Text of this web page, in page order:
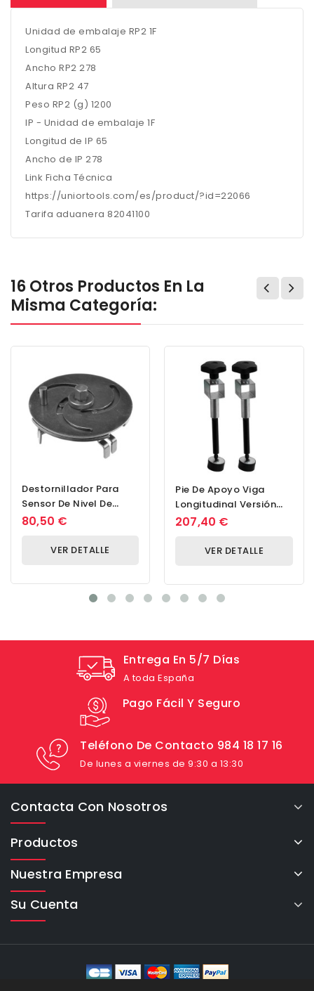
Unidad de embalaje RP2 1F
Longitud RP2 65
Ancho RP2 278
Altura RP2 47
Peso RP2 (g) 1200
IP - Unidad de embalaje 1F
Longitud de IP 65
Ancho de IP 278
Link Ficha Técnica
https://uniortools.com/es/product/?id=22066
Tarifa aduanera 82041100
16 Otros Productos En La
Misma Categoría:
Destornillador Para
Sensor De Nivel De
Combustible, Llave De
80,50 €
VER DETALLE
Pie De Apoyo Viga
Longitudinal Versión
Larga Par
207,40 €
VER DETALLE
Entrega En 5/7 Días
A toda España
Pago Fácil Y Seguro
Teléfono De Contacto 984 18 17 16
De lunes a viernes de 9:30 a 13:30
Contacta Con Nosotros
Productos
Nuestra Empresa
Su Cuenta